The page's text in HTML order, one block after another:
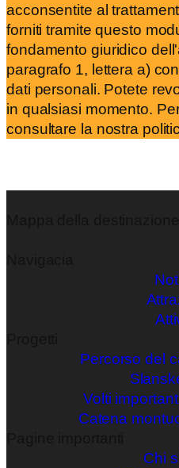
acconsentite al
forniti tramite questo
fondamento giuridico
paragrafo 1, lettera a)
dati personali. Potete
in qualsiasi momento.
consultare la nostra
Percorso del
Volti
Catena
Chi